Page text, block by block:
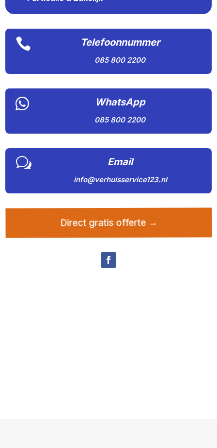
 Telefoonnummer
085 800 2200
 WhatsApp
085 800 2200
w Email
info@verhuisservice123.nl
Direct gratis offerte →